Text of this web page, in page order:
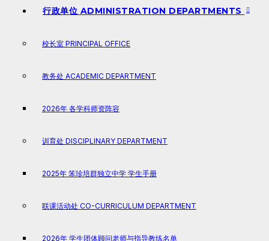
行政单位 ADMINISTRATION DEPARTMENTS
校长室 PRINCIPAL OFFICE
教务处 ACADEMIC DEPARTMENT
2026年 各学科师资阵容
训育处 DISCIPLINARY DEPARTMENT
2025年 笨珍培群独立中学 学生手册
联课活动处 CO-CURRICULUM DEPARTMENT
2026年 学生团体顾问老师与指导教练名单